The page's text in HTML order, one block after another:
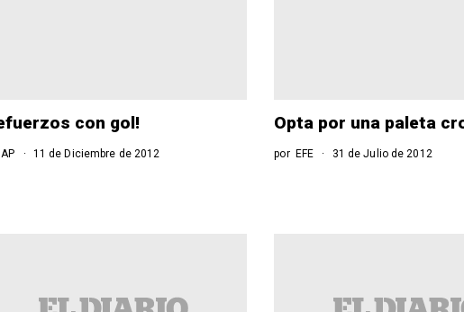
con gol!
AP 11 de Diciembre de 2012
Opta por una paleta
por EFE 31 de Julio de 2012